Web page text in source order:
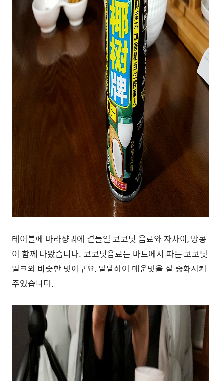
테이블에 마라샹궈에 곁들일 코코넛 음료와 자차이, 땅콩
이 함께 나왔습니다. 코코넛음료는 마트에서 파는 코코넛
밀크와 비슷한 맛이구요, 달달하여 매운맛을 잘 중화시켜
주었습니다.